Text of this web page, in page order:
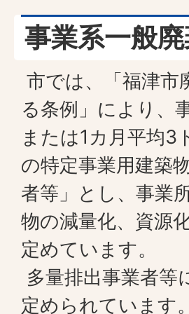
事業系一般
市では、「福津市
る条例」により、
または1カ月平均3
の特定事業用建築
者等」とし、事業
物の減量化、資源
定めています。
多量排出事業者等
定められています。